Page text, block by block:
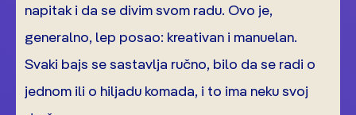
napitak i da se divim svom radu. Ovo je,
generalno, lep posao: kreativan i manuelan.
Svaki bajs se sastavlja ručno, bilo da se radi o
jednom ili o hiljadu komada, i to ima neku svoj